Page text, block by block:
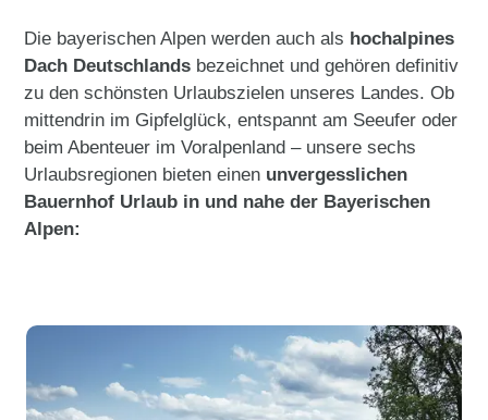
Die bayerischen Alpen werden auch als hochalpines
Dach Deutschlands bezeichnet und gehören definitiv
zu den schönsten Urlaubszielen unseres Landes. Ob
mittendrin im Gipfelglück, entspannt am Seeufer oder
beim Abenteuer im Voralpenland – unsere sechs
Urlaubsregionen bieten einen unvergesslichen
Bauernhof Urlaub in und nahe der Bayerischen
Alpen: